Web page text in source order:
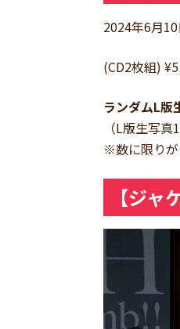
2024年6月
(CD2枚組)
ランダムL版
（L版生写
※数に限りが
【ジャ